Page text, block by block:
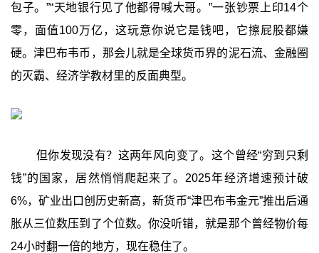
包子。”“天地银行见了他都得喊大哥。”一张钞票上印14个
零，面值100万亿，这玩意你说它是钱吧，它擦屁股都嫌
硬。津巴布韦币，那会儿就是全球货币界的泥石流、金融圈
的灭霸、经济学教材里的反面典型。
但你发现没有？这两年风向变了。这个曾经“穷到只剩
钱”的国家，居然悄悄爬起来了。2025年经济增速预计破
6%，矿业出口创历史新高，新货币“津巴布韦金元”推出后通
胀从三位数压到了个位数。你没听错，就是那个曾经物价每
24小时翻一倍的地方，现在稳住了。